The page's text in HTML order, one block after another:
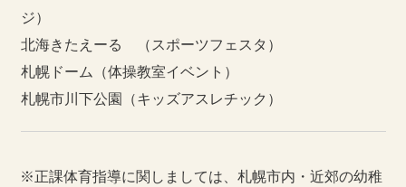
ジ）
北海きたえーる （スポーツフェスタ）
札幌ドーム（体操教室イベント）
札幌市川下公園（キッズアスレチック）
※正課体育指導に関しましては、札幌市内・近郊の幼稚